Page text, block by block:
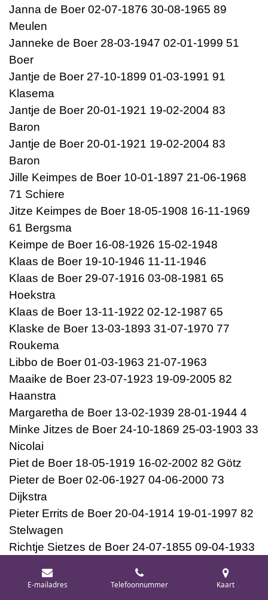
Janna de Boer 02-07-1876 30-08-1965 89
Meulen
Janneke de Boer 28-03-1947 02-01-1999 51
Boer
Jantje de Boer 27-10-1899 01-03-1991 91
Klasema
Jantje de Boer 20-01-1921 19-02-2004 83
Baron
Jantje de Boer 20-01-1921 19-02-2004 83
Baron
Jille Keimpes de Boer 10-01-1897 21-06-1968
71 Schiere
Jitze Keimpes de Boer 18-05-1908 16-11-1969
61 Bergsma
Keimpe de Boer 16-08-1926 15-02-1948
Klaas de Boer 19-10-1946 11-11-1946
Klaas de Boer 29-07-1916 03-08-1981 65
Hoekstra
Klaas de Boer 13-11-1922 02-12-1987 65
Klaske de Boer 13-03-1893 31-07-1970 77
Roukema
Libbo de Boer 01-03-1963 21-07-1963
Maaike de Boer 23-07-1923 19-09-2005 82
Haanstra
Margaretha de Boer 13-02-1939 28-01-1944 4
Minke Jitzes de Boer 24-10-1869 25-03-1903 33
Nicolai
Piet de Boer 18-05-1919 16-02-2002 82 Götz
Pieter de Boer 02-06-1927 04-06-2000 73
Dijkstra
Pieter Errits de Boer 20-04-1914 19-01-1997 82
Stelwagen
Richtje Sietzes de Boer 24-07-1855 09-04-1933
Sake Sjoerd de Boer 26-01-1874 13-01-1966 91
E-mailadres Telefoonnummer Kaart